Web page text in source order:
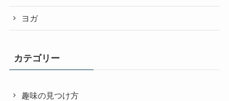
ヨガ
カテゴリー
趣味の見つけ方